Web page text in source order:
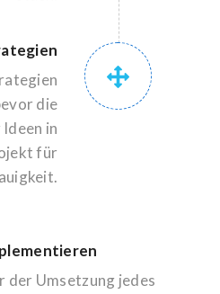
die
in
für
der Umsetzung jedes